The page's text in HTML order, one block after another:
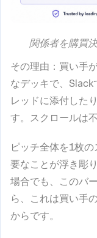
関係者を購買
その理由 ：買い手
なデッキで、Slack
レッドに添付した
す。スクロールは不
ピッチ全体を1枚
要なことが浮き彫
場合でも、このバ
ら、これは買い手
からです。